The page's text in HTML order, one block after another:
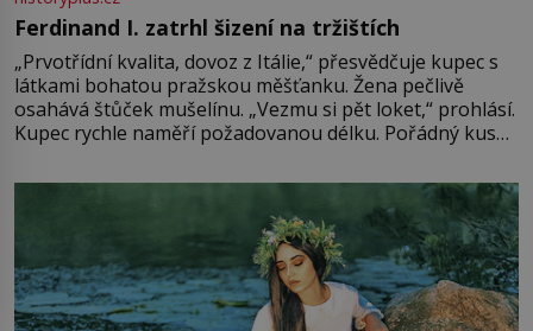
Ferdinand I. zatrhl šizení na tržištích
„Prvotřídní kvalita, dovoz z Itálie,“ přesvědčuje kupec s
látkami bohatou pražskou měšťanku. Žena pečlivě
osahává štůček mušelínu. „Vezmu si pět loket,“ prohlásí.
Kupec rychle naměří požadovanou délku. Pořádný kus
milostpaní. Stačí jenom na sukni,“ zhodnotí švadlena
množství růžového mušelínu. „Ošidili vás, podívejte.“